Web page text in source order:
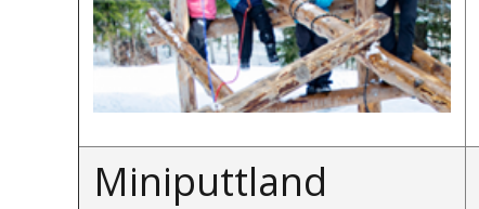
Miniputtland